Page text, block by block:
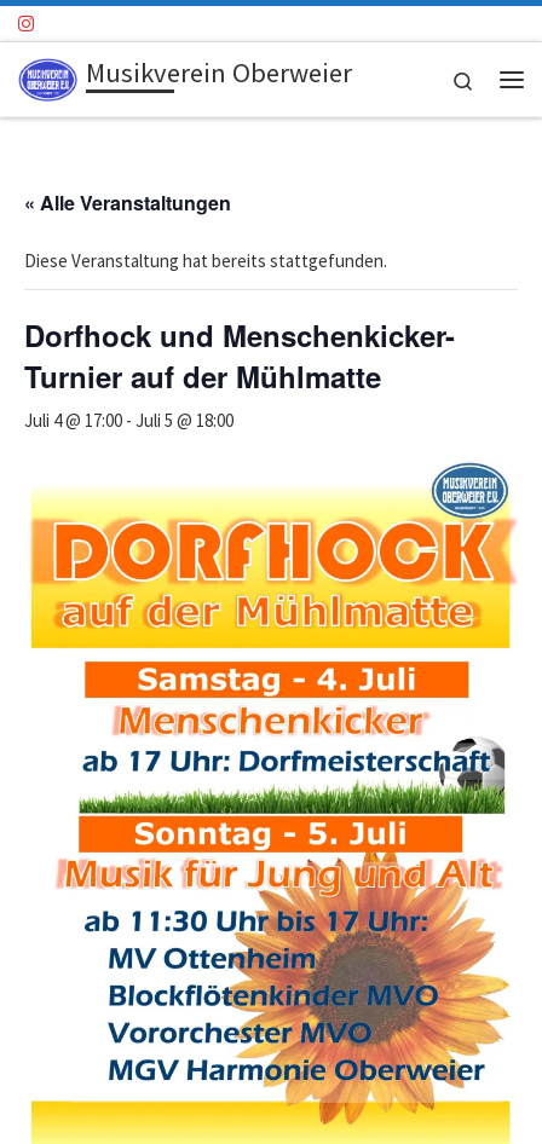
Zum Inhalt springen
Musikverein Oberweier
Search
« Alle Veranstaltungen
Diese Veranstaltung hat bereits stattgefunden.
Dorfhock und Menschenkicker-
Turnier auf der Mühlmatte
Juli 4 @ 17:00 - Juli 5 @ 18:00